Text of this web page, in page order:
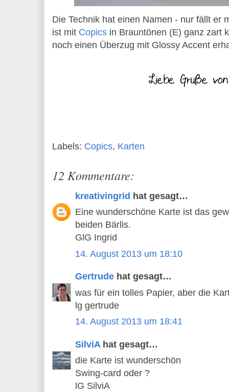
Die Technik hat einen Namen - nur fällt er
ist mit Copics in Brauntönen (E) ganz zart
noch einen Überzug mit Glossy Accent
Labels: Copics, Karten
12 Kommentare:
kreativingrid hat gesagt…
Eine wunderschöne Karte ist das
beiden Bärlis.
GlG Ingrid
14. August 2013 um 18:10
Gertrude hat gesagt…
was für ein tolles Papier, aber die
lg gertrude
14. August 2013 um 18:41
SilviA hat gesagt…
die Karte ist wunderschön
Swing-card oder ?
lG SilviA